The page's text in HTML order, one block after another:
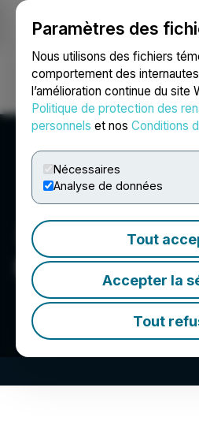
Paramètres des
Nous utilisons des fichiers
comportement des internautes
l’amélioration continue du site
Politique de protection des
personnels et nos Conditions
Nécessaires
Analyse de données
Tout
Accepter la
Tout
Ouvrir une session
Morgan AH